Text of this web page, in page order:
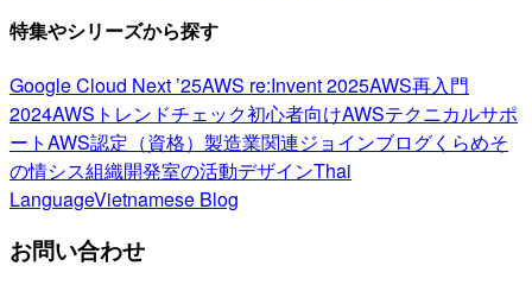
特集やシリーズから探す
Google Cloud Next ’25AWS re:Invent 2025AWS再入門
2024AWSトレンドチェック初心者向けAWSテクニカルサポ
ートAWS認定（資格） 製造業関連ジョインブログくらめそ
の情シス組織開発室の活動デザインThai
LanguageVietnamese Blog
お問い合わせ